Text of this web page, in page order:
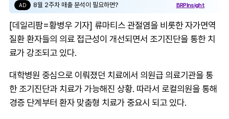
AD 8월 2주차 매출 분석이 필요하면? BRPInsight
[데일리팜=황병우 기자] 류마티스 관절염을 비롯한 자가면역
질환 환자들의 의료 접근성이 개선되면서 조기진단을 통한 치
료가 강조되고 있다.
대학병원 중심으로 이뤄졌던 치료에서 의원급 의료기관을 통
한 조기진단과 치료가 가능해진 상황. 따라서 로컬의원을 통해
경증 단계부터 환자 맞춤형 치료가 중요시 되고 있다.